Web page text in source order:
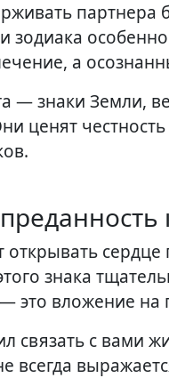
партнера
зодиака
а
— знаки Земли,
ценят
открывать
знака
это вложение на
связать с вами
всегда